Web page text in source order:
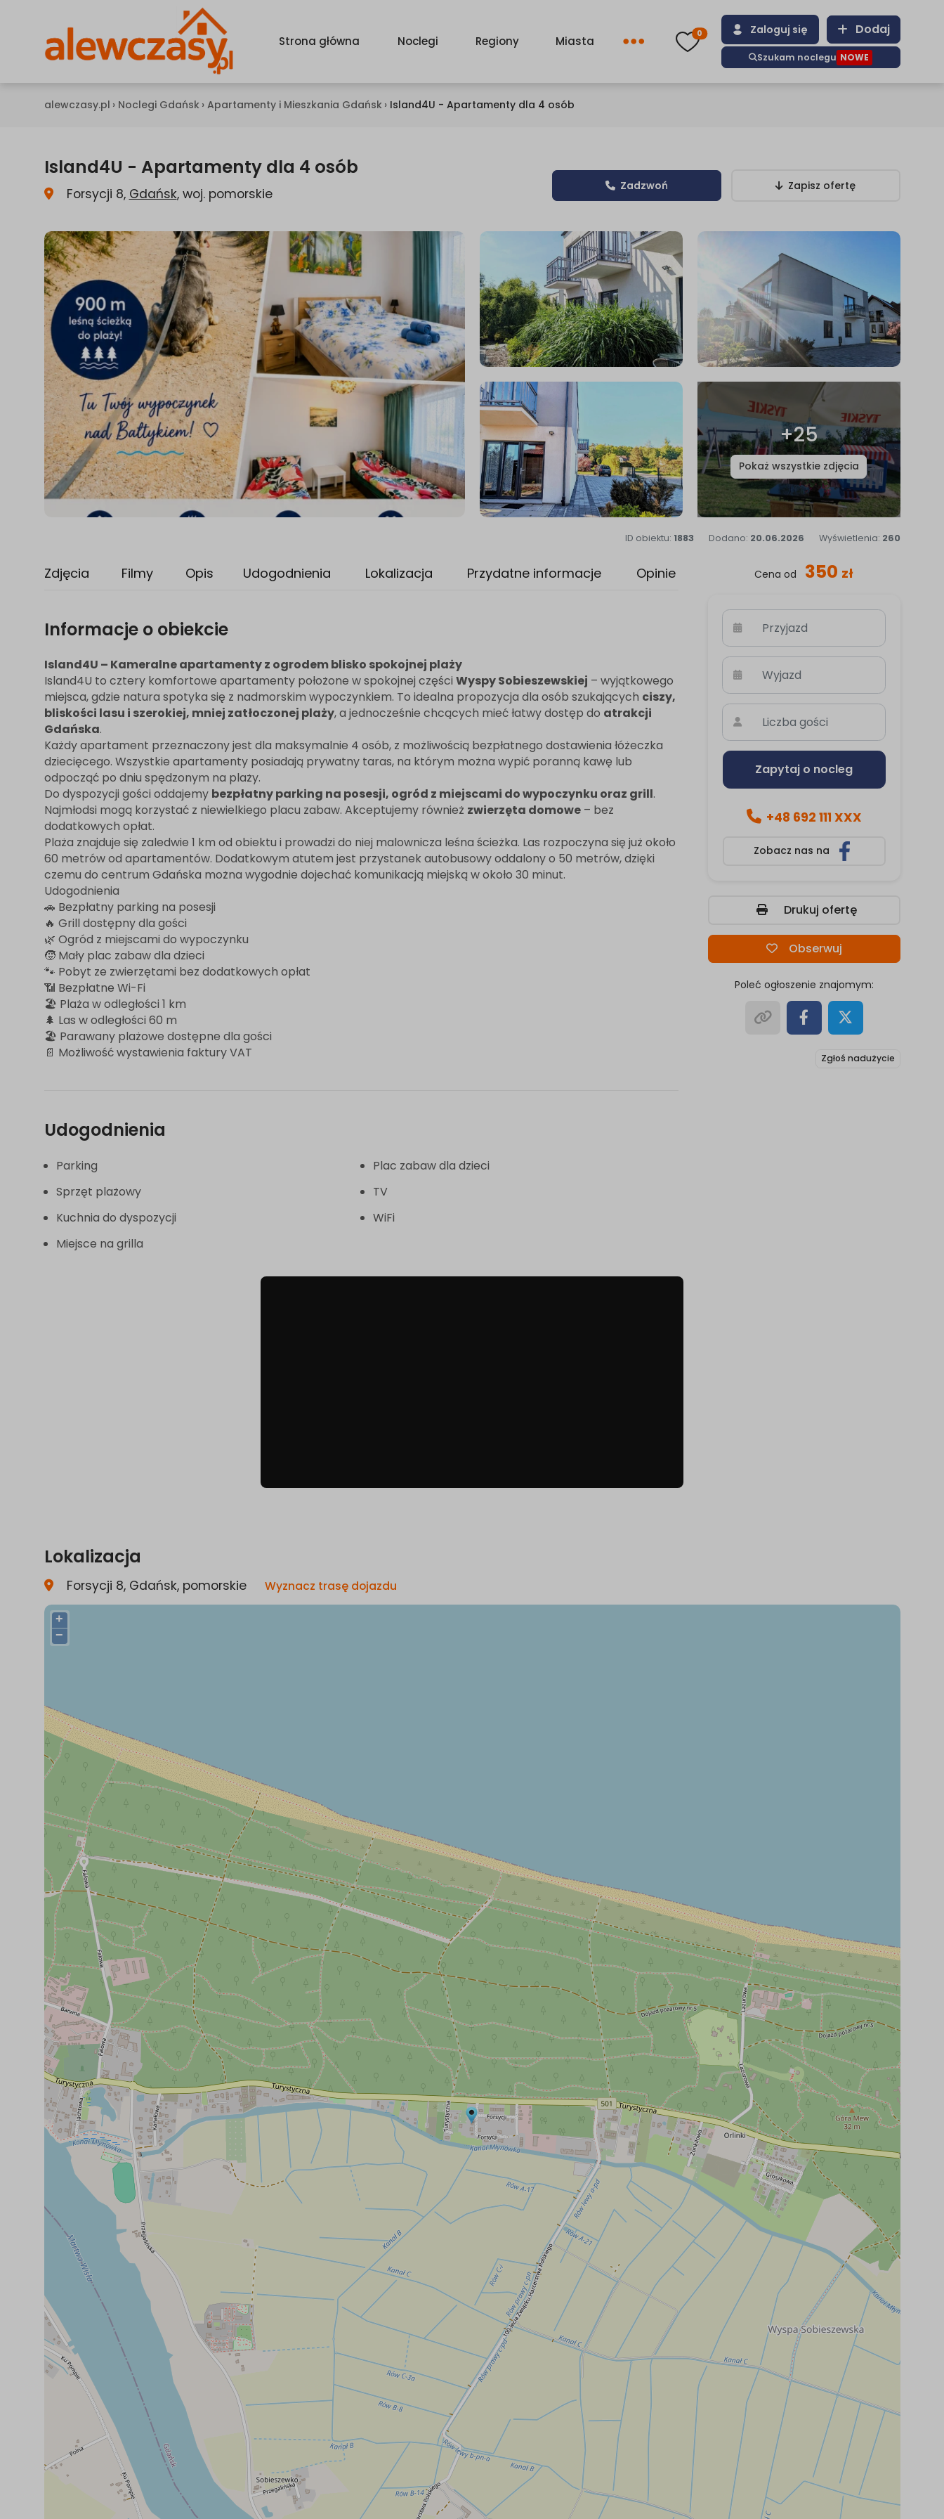
Strona główna Noclegi Regiony Miasta
0 Zaloguj się Dodaj
Szukam noclegu NOWE
alewczasy.pl › Noclegi Gdańsk › Apartamenty i Mieszkania Gdańsk › Island4U - Apartamenty dla 4 osób
Island4U - Apartamenty dla 4 osób
Forsycji 8, Gdańsk, woj. pomorskie Zadzwoń Zapisz ofertę
+25
Pokaż wszystkie zdjęcia
ID obiektu: 1883 Dodano: 20.06.2026 Wyświetlenia: 260
Zdjęcia Filmy Opis Udogodnienia Lokalizacja Przydatne informacje Opinie
Informacje o obiekcie
Island4U – Kameralne apartamenty z ogrodem blisko spokojnej plaży
Island4U to cztery komfortowe apartamenty położone w spokojnej części Wyspy Sobieszewskiej – wyjątkowego
miejsca, gdzie natura spotyka się z nadmorskim wypoczynkiem. To idealna propozycja dla osób szukających ciszy,
bliskości lasu i szerokiej, mniej zatłoczonej plaży, a jednocześnie chcących mieć łatwy dostęp do atrakcji
Gdańska.
Każdy apartament przeznaczony jest dla maksymalnie 4 osób, z możliwością bezpłatnego dostawienia łóżeczka
dziecięcego. Wszystkie apartamenty posiadają prywatny taras, na którym można wypić poranną kawę lub
odpocząć po dniu spędzonym na plaży.
Do dyspozycji gości oddajemy bezpłatny parking na posesji, ogród z miejscami do wypoczynku oraz grill.
Najmłodsi mogą korzystać z niewielkiego placu zabaw. Akceptujemy również zwierzęta domowe– bez
dodatkowych opłat.
Plaża znajduje się zaledwie 1 km od obiektu i prowadzi do niej malownicza leśna ścieżka. Las rozpoczyna się już około
60 metrów od apartamentów. Dodatkowym atutem jest przystanek autobusowy oddalony o 50 metrów, dzięki
czemu do centrum Gdańska można wygodnie dojechać komunikacją miejską w około 30 minut.
Udogodnienia
🚗 Bezpłatny parking na posesji
🔥 Grill dostępny dla gości
🌿 Ogród z miejscami do wypoczynku
🧒 Mały plac zabaw dla dzieci
🐾 Pobyt ze zwierzętami bez dodatkowych opłat
📶 Bezpłatne Wi-Fi
🏖️ Plaża w odległości 1 km
🌲 Las w odległości 60 m
🏖️ Parawany plażowe dostępne dla gości
📄 Możliwość wystawienia faktury VAT
Udogodnienia
Parking
Sprzęt plażowy
Kuchnia do dyspozycji
Miejsce na grilla
Plac zabaw dla dzieci
TV
WiFi
Cenaod 350 zł
Zapytaj o nocleg
+48 692 111 XXX
Zobacz nas na
Drukuj ofertę
Obserwuj
Poleć ogłoszenie znajomym:
Zgłoś nadużycie
Lokalizacja
Forsycji 8, Gdańsk, pomorskie Wyznacz trasę dojazdu
+
−